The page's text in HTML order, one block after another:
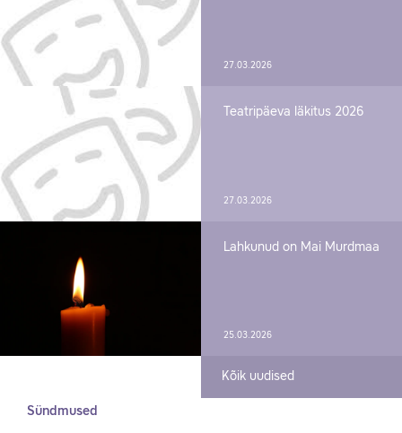
27.03.2026
Teatripäeva läkitus 2026
27.03.2026
Lahkunud on Mai Murdmaa
25.03.2026
Kõik uudised
Sündmused